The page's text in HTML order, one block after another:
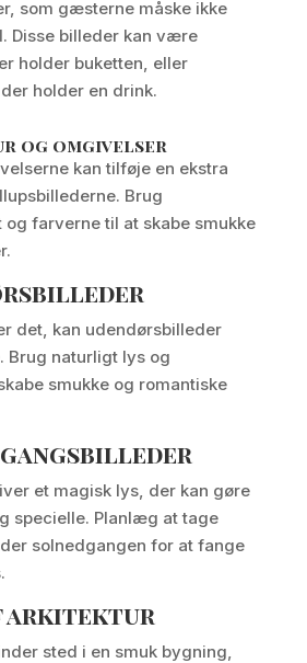
som gæsterne måske ikke
Disse billeder kan være
holder buketten, eller
holder en drink.
og omgivelser
kan tilføje en ekstra
Brug
og farverne til at skabe smukke
det, kan udendørsbilleder
naturligt lys og
smukke og romantiske
et magisk lys, der kan gøre
specielle. Planlæg at tage
solnedgangen for at fange
arkitektur
sted i en smuk bygning,